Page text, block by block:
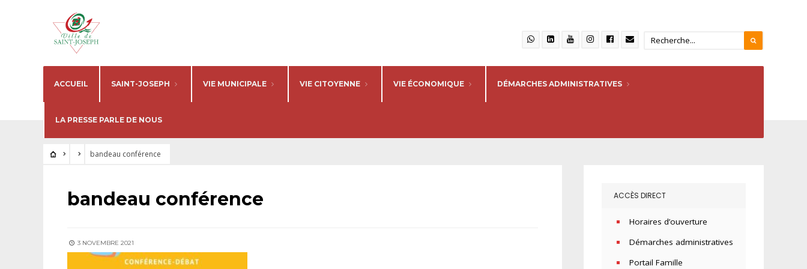
ACCUEIL SAINT-JOSEPH VIE MUNICIPALE VIE CITOYENNE VIE ÉCONOMIQUE DÉMARCHES ADMINISTRATIVES
LA PRESSE PARLE DE NOUS
bandeau conférence
bandeau conférence
3 NOVEMBRE 2021
ACCÈS DIRECT
Horaires d’ouverture
Démarches administratives
Portail Famille